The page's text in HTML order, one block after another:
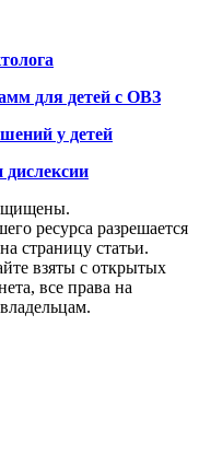
для детей с ОВЗ
у детей
ресурса разрешается
страницу статьи.
взяты с открытых
все права на